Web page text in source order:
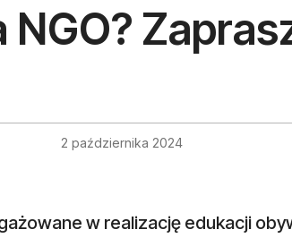
NGO?
2 października 2024
w realizację edukacji